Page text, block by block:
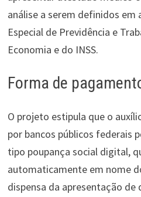
análise a serem definidos
Especial de Previdência e
Economia e do INSS.
Forma de
O projeto estipula que o
por bancos públicos federais
tipo poupança social digital,
automaticamente em nome
dispensa da apresentação